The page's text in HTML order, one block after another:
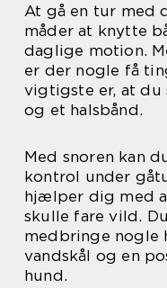
At gå en tur med
måder at knytte
daglige motion.
er der nogle få
vigtigste er, at du
og et halsbånd.
Med snoren kan
kontrol under
hjælper dig med
skulle fare vild.
medbringe nogle
vandskål og en
hund.